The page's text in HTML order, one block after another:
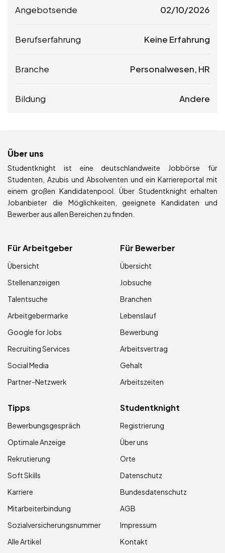
Angebotsende 02/10/2026
Berufserfahrung Keine Erfahrung
Branche Personalwesen, HR
Bildung Andere
Über uns
Studentknight ist eine deutschlandweite Jobbörse für
Studenten, Azubis und Absolventen und ein Karriereportal mit
einem großen Kandidatenpool. Über Studentknight erhalten
Jobanbieter die Möglichkeiten, geeignete Kandidaten und
Bewerber aus allen Bereichen zu finden.
Für Arbeitgeber
Übersicht
Stellenanzeigen
Talentsuche
Arbeitgebermarke
Google for Jobs
Recruiting Services
Social Media
Partner-Netzwerk
Für Bewerber
Übersicht
Jobsuche
Branchen
Lebenslauf
Bewerbung
Arbeitsvertrag
Gehalt
Arbeitszeiten
Tipps
Bewerbungsgespräch
Optimale Anzeige
Rekrutierung
Soft Skills
Karriere
Mitarbeiterbindung
Sozialversicherungsnummer
Alle Artikel
Studentknight
Registrierung
Über uns
Orte
Datenschutz
Bundesdatenschutz
AGB
Impressum
Kontakt